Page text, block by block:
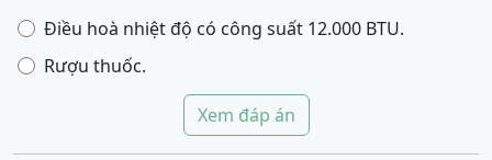
Điều hoà nhiệt độ có công suất 12.000 BTU.
Rượu thuốc.
Xem đáp án